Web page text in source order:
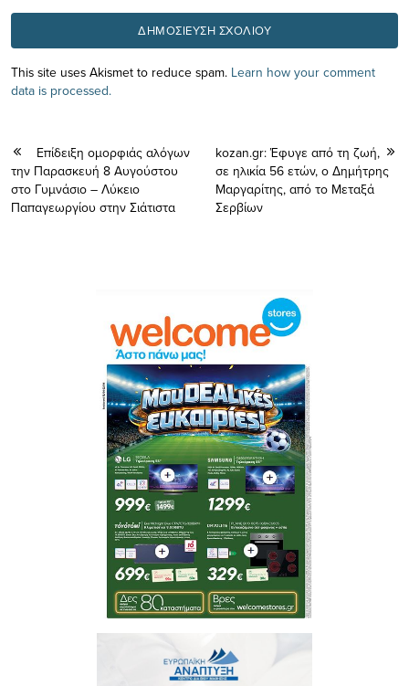
This site uses Akismet to reduce spam. Learn how your comment
data is processed.
Επίδειξη ομορφιάς αλόγων
την Παρασκευή 8 Αυγούστου
στο Γυμνάσιο – Λύκειο
Παπαγεωργίου στην Σιάτιστα
kozan.gr: Έφυγε από τη ζωή,
σε ηλικία 56 ετών, ο Δημήτρης
Μαργαρίτης, από το Μεταξά
Σερβίων